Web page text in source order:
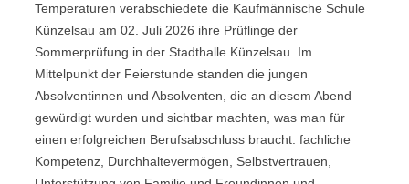
Temperaturen verabschiedete die Kaufmännische Schule
Künzelsau am 02. Juli 2026 ihre Prüflinge der
Sommerprüfung in der Stadthalle Künzelsau. Im
Mittelpunkt der Feierstunde standen die jungen
Absolventinnen und Absolventen, die an diesem Abend
gewürdigt wurden und sichtbar machten, was man für
einen erfolgreichen Berufsabschluss braucht: fachliche
Kompetenz, Durchhaltevermögen, Selbstvertrauen,